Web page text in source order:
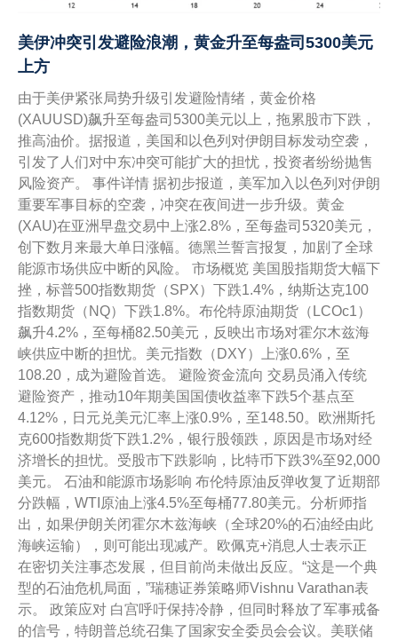
美伊冲突引发避险浪潮，黄金升至每盎司5300美元
上方
由于美伊紧张局势升级引发避险情绪，黄金价格
(XAUUSD)飙升至每盎司5300美元以上，拖累股市下跌，
推高油价。据报道，美国和以色列对伊朗目标发动空袭，
引发了人们对中东冲突可能扩大的担忧，投资者纷纷抛售
风险资产。 事件详情 据初步报道，美军加入以色列对伊朗
重要军事目标的空袭，冲突在夜间进一步升级。黄金
(XAU)在亚洲早盘交易中上涨2.8%，至每盎司5320美元，
创下数月来最大单日涨幅。德黑兰誓言报复，加剧了全球
能源市场供应中断的风险。 市场概览 美国股指期货大幅下
挫，标普500指数期货（SPX）下跌1.4%，纳斯达克100
指数期货（NQ）下跌1.8%。布伦特原油期货（LCOc1）
飙升4.2%，至每桶82.50美元，反映出市场对霍尔木兹海
峡供应中断的担忧。美元指数（DXY）上涨0.6%，至
108.20，成为避险首选。 避险资金流向 交易员涌入传统
避险资产，推动10年期美国国债收益率下跌5个基点至
4.12%，日元兑美元汇率上涨0.9%，至148.50。欧洲斯托
克600指数期货下跌1.2%，银行股领跌，原因是市场对经
济增长的担忧。受股市下跌影响，比特币下跌3%至92,000
美元。 石油和能源市场影响 布伦特原油反弹收复了近期部
分跌幅，WTI原油上涨4.5%至每桶77.80美元。分析师指
出，如果伊朗关闭霍尔木兹海峡（全球20%的石油经由此
海峡运输），则可能出现减产。欧佩克+消息人士表示正
在密切关注事态发展，但目前尚未做出反应。“这是一个典
型的石油危机局面，”瑞穗证券策略师Vishnu Varathan表
示。 政策应对 白宫呼吁保持冷静，但同时释放了军事戒备
的信号，特朗普总统召集了国家安全委员会会议。美联储